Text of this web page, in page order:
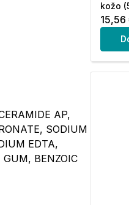
AP,
SODIUM
EDTA,
BENZOIC
kožo
15,56